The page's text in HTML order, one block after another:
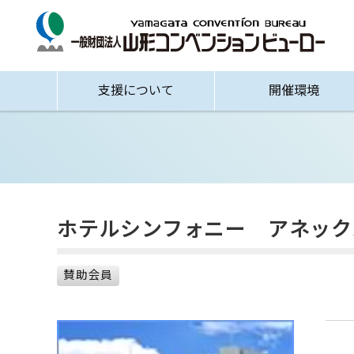
支援について 開催環境
ホテルシンフォニー アネッ
賛助会員